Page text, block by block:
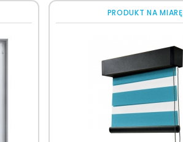
PRODUKT NA MIARĘ